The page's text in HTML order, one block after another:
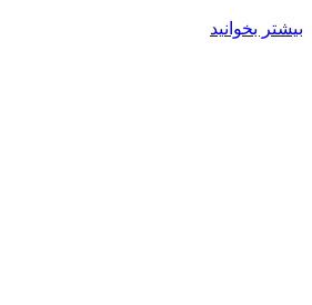
بیشتر بخوانید